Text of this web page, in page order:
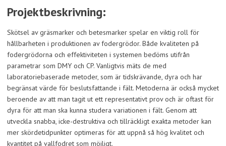
Projektbeskrivning:
Skötsel av gräsmarker och betesmarker spelar en viktig roll för
hållbarheten i produktionen av fodergrödor. Både kvaliteten på
fodergrödorna och effektiviteten i systemen bedöms utifrån
parametrar som DMY och CP. Vanligtvis mäts de med
laboratoriebaserade metoder, som är tidskrävande, dyra och har
begränsat värde för beslutsfattande i fält. Metoderna är också mycket
beroende av att man tagit ut ett representativt prov och är oftast för
dyra för att man ska kunna studera variationen i fält. Genom att
utveckla snabba, icke-destruktiva och tillräckligt exakta metoder kan
mer skördetidpunkter optimeras för att uppnå så hög kvalitet och
kvantitet på vallfodret som möjligt.